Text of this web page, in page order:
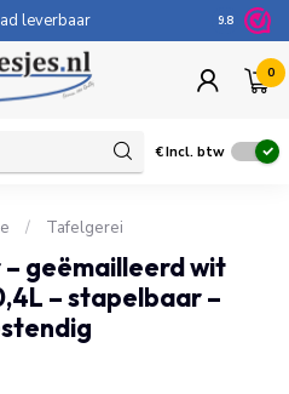
leverbaar 100
9.8
0
€Incl. btw
/ Tafelgerei
– geëmailleerd wit
– stapelbaar –